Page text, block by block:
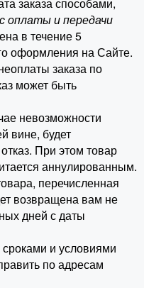
оплаты и передачи
в течение 5
оформления на Сайте.
заказа по
может быть
невозможности
вине, будет
При этом товар
аннулированным.
перечисленная
возвращена вам не
дней с даты
и условиями
по адресам